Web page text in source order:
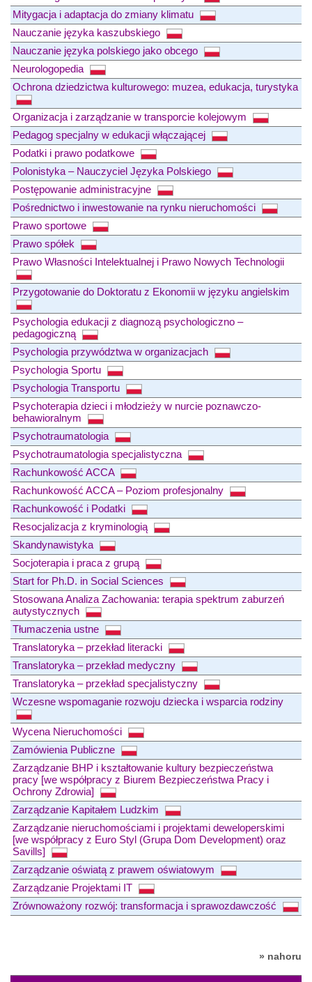
Mitygacja i adaptacja do zmiany klimatu
Nauczanie języka kaszubskiego
Nauczanie języka polskiego jako obcego
Neurologopedia
Ochrona dziedzictwa kulturowego: muzea, edukacja, turystyka
Organizacja i zarządzanie w transporcie kolejowym
Pedagog specjalny w edukacji włączającej
Podatki i prawo podatkowe
Polonistyka – Nauczyciel Języka Polskiego
Postępowanie administracyjne
Pośrednictwo i inwestowanie na rynku nieruchomości
Prawo sportowe
Prawo spółek
Prawo Własności Intelektualnej i Prawo Nowych Technologii
Przygotowanie do Doktoratu z Ekonomii w języku angielskim
Psychologia edukacji z diagnozą psychologiczno –
pedagogiczną
Psychologia przywództwa w organizacjach
Psychologia Sportu
Psychologia Transportu
Psychoterapia dzieci i młodzieży w nurcie poznawczo-
behawioralnym
Psychotraumatologia
Psychotraumatologia specjalistyczna
Rachunkowość ACCA
Rachunkowość ACCA – Poziom profesjonalny
Rachunkowość i Podatki
Resocjalizacja z kryminologią
Skandynawistyka
Socjoterapia i praca z grupą
Start for Ph.D. in Social Sciences
Stosowana Analiza Zachowania: terapia spektrum zaburzeń
autystycznych
Tłumaczenia ustne
Translatoryka – przekład literacki
Translatoryka – przekład medyczny
Translatoryka – przekład specjalistyczny
Wczesne wspomaganie rozwoju dziecka i wsparcia rodziny
Wycena Nieruchomości
Zamówienia Publiczne
Zarządzanie BHP i kształtowanie kultury bezpieczeństwa
pracy [we współpracy z Biurem Bezpieczeństwa Pracy i
Ochrony Zdrowia]
Zarządzanie Kapitałem Ludzkim
Zarządzanie nieruchomościami i projektami deweloperskimi
[we współpracy z Euro Styl (Grupa Dom Development) oraz
Savills]
Zarządzanie oświatą z prawem oświatowym
Zarządzanie Projektami IT
Zrównoważony rozwój: transformacja i sprawozdawczość
» nahoru